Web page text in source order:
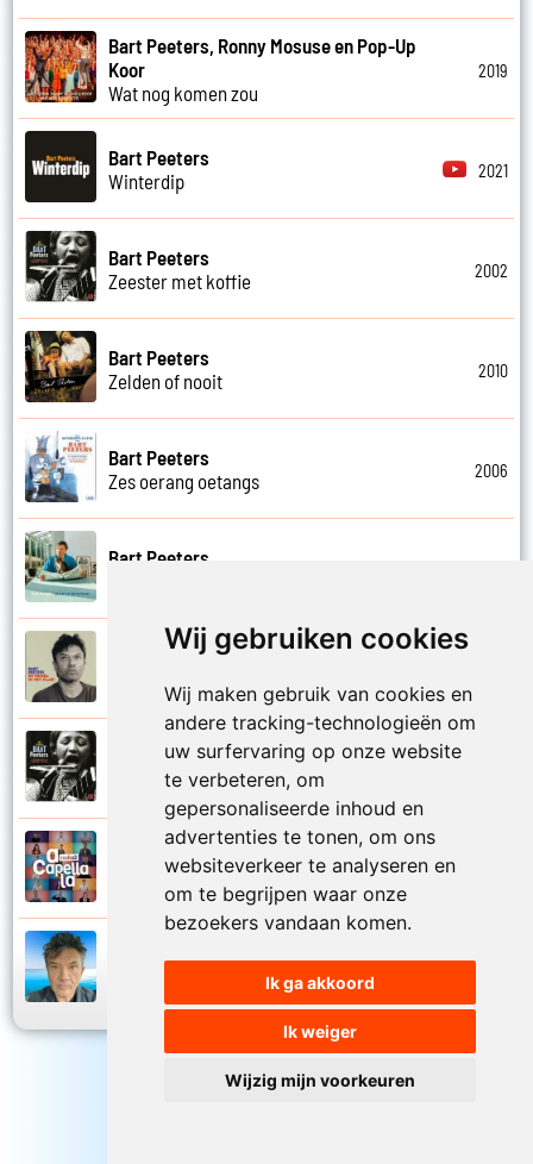
Wij gebruiken cookies
Wij maken gebruik van cookies en
andere tracking-technologieën om
uw surfervaring op onze website
te verbeteren, om
gepersonaliseerde inhoud en
advertenties te tonen, om ons
websiteverkeer te analyseren en
om te begrijpen waar onze
bezoekers vandaan komen.
Ik ga akkoord
Ik weiger
Wijzig mijn voorkeuren
Bart Peeters, Ronny Mosuse en Pop-Up
Koor
Wat nog komen zou
2019
Bart Peeters
Winterdip
2021
Bart Peeters
Zeester met koffie
2002
Bart Peeters
Zelden of nooit
2010
Bart Peeters
Zes oerang oetangs
2006
Bart Peeters
Bart Peeters
Bart Peeters
Zonder woorden
Bart Peeters en Impact Vocals
Zwemmen in de zee
Bart Peeters